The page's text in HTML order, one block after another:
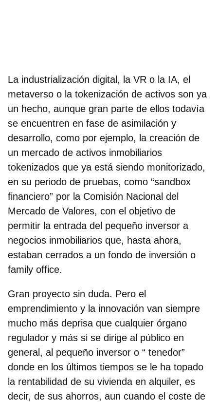
La industrialización digital, la VR o la IA, el
metaverso o la tokenización de activos son ya
un hecho, aunque gran parte de ellos todavía
se encuentren en fase de asimilación y
desarrollo, como por ejemplo, la creación de
un mercado de activos inmobiliarios
tokenizados que ya está siendo monitorizado,
en su periodo de pruebas, como “sandbox
financiero” por la Comisión Nacional del
Mercado de Valores, con el objetivo de
permitir la entrada del pequeño inversor a
negocios inmobiliarios que, hasta ahora,
estaban cerrados a un fondo de inversión o
family office.
Gran proyecto sin duda. Pero el
emprendimiento y la innovación van siempre
mucho más deprisa que cualquier órgano
regulador y más si se dirige al público en
general, al pequeño inversor o “ tenedor”
donde en los últimos tiempos se le ha topado
la rentabilidad de su vivienda en alquiler, es
decir, de sus ahorros, aun cuando el coste de